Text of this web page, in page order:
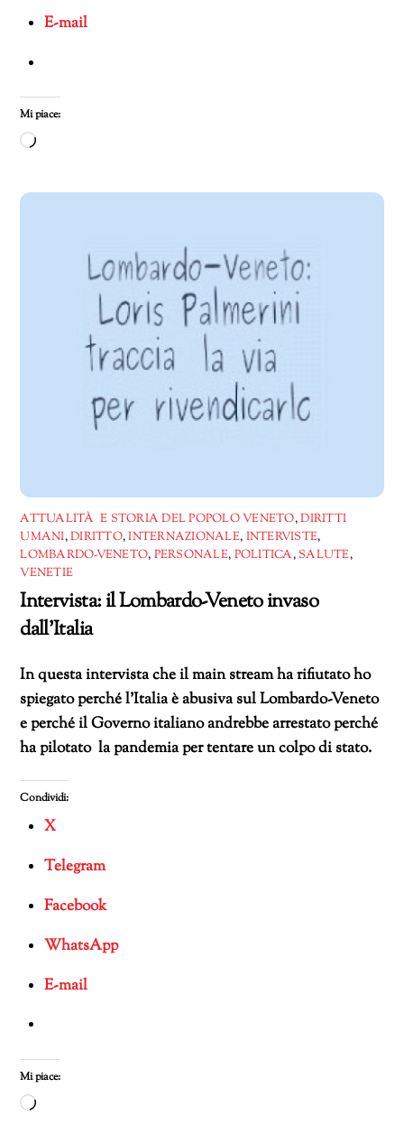
E-mail
Mi piace:
Caricamento
corso…
ATTUALITÀ E STORIA DEL POPOLO VENETO,DIRITTI
UMANI,DIRITTO,INTERNAZIONALE, INTERVISTE,
LOMBARDO-VENETO, PERSONALE, POLITICA,SALUTE,
VENETIE
Intervista: il Lombardo-Veneto invaso
dall’Italia
In questa intervista che il main stream ha rifiutato ho
spiegato perché l’Italia è abusiva sul Lombardo-Veneto
e perché il Governo italiano andrebbe arrestato perché
ha pilotato la pandemia per tentare un colpo di stato.
Condividi:
X
Telegram
Facebook
WhatsApp
E-mail
Mi piace:
Caricamento